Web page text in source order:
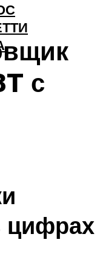
с
цифрах